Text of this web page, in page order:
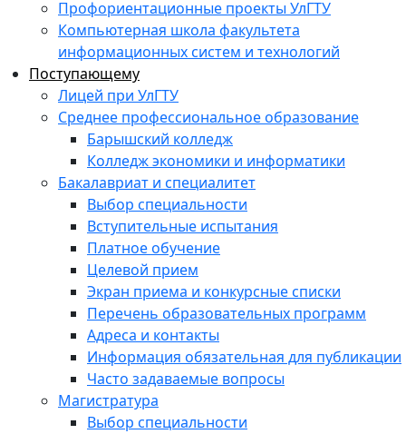
Профориентационные проекты УлГТУ
Компьютерная школа факультета
информационных систем и технологий
Поступающему
Лицей при УлГТУ
Среднее профессиональное образование
Барышский колледж
Колледж экономики и информатики
Бакалавриат и специалитет
Выбор специальности
Вступительные испытания
Платное обучение
Целевой прием
Экран приема и конкурсные списки
Перечень образовательных программ
Адреса и контакты
Информация обязательная для публикации
Часто задаваемые вопросы
Магистратура
Выбор специальности